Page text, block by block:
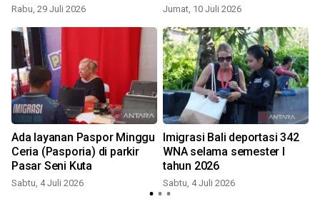
Rabu, 29 Juli 2026 Jumat, 10 Juli 2026
Ada layanan Paspor Minggu
Ceria (Pasporia) di parkir
Pasar Seni Kuta
Sabtu, 4 Juli 2026
Imigrasi Bali deportasi 342
WNA selama semester I
tahun 2026
Sabtu, 4 Juli 2026